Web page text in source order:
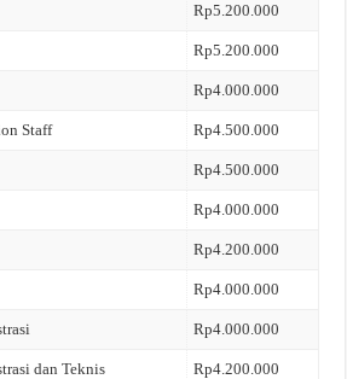
Rp5.200.000
Rp5.200.000
Rp4.000.000
Staff Rp4.500.000
Rp4.500.000
Rp4.000.000
Rp4.200.000
Rp4.000.000
Rp4.000.000
dan Teknis Rp4.200.000